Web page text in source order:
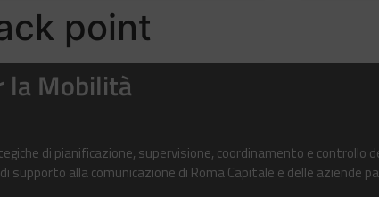
point
la Mobilità
di pianificazione, supervisione, coordinamento e
supporto alla comunicazione di Roma Capitale e delle aziende